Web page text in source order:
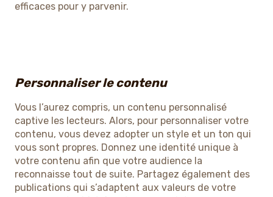
efficaces pour y parvenir.
Personnaliser le contenu
Vous l’aurez compris, un contenu personnalisé
captive les lecteurs. Alors, pour personnaliser votre
contenu, vous devez adopter un style et un ton qui
vous sont propres. Donnez une identité unique à
votre contenu afin que votre audience la
reconnaisse tout de suite. Partagez également des
publications qui s’adaptent aux valeurs de votre